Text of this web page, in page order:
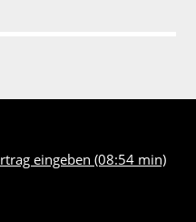
eingeben (08:54 min)